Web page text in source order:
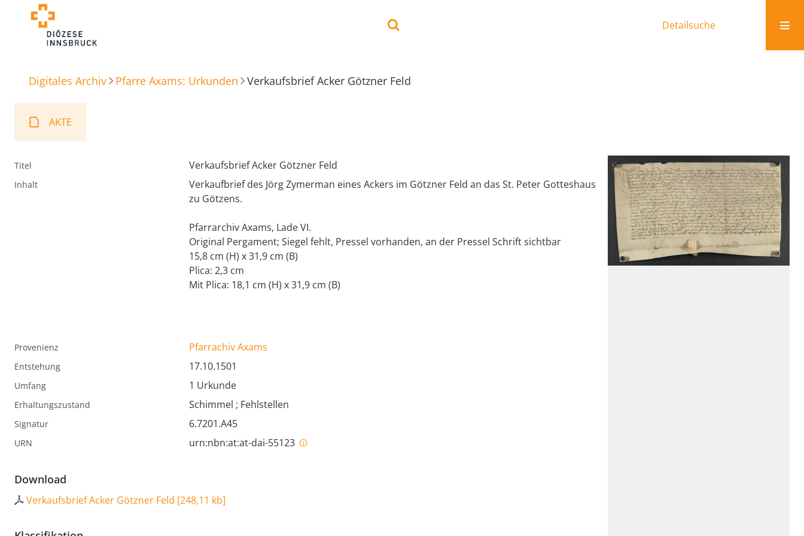
Detailsuche
Digitales Archiv Pfarre Axams: Urkunden Verkaufsbrief Acker Götzner Feld
AKTE
Titel Verkaufsbrief Acker Götzner Feld
Inhalt
Verkaufbrief des Jörg Zymerman eines Ackers im Götzner Feld an das St. Peter Gotteshaus
zu Götzens.
Pfarrarchiv Axams, Lade VI.
Original Pergament; Siegel fehlt, Pressel vorhanden, an der Pressel Schrift sichtbar
15,8 cm (H) x 31,9 cm (B)
Plica: 2,3 cm
Mit Plica: 18,1 cm (H) x 31,9 cm (B)
Provenienz Pfarrachiv Axams
Entstehung 17.10.1501
Umfang 1 Urkunde
Erhaltungszustand Schimmel ; Fehlstellen
Signatur 6.7201.A45
URN urn:nbn:at:at-dai-55123
Download
Verkaufsbrief Acker Götzner Feld [248,11 kb]